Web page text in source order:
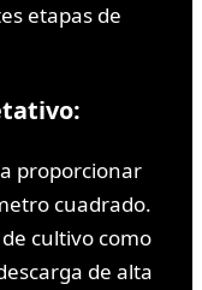
etapas de
proporcionar
cuadrado.
cultivo como
de alta